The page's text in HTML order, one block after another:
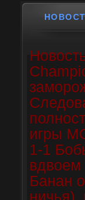
игры
1-1
вдвоем
Банан